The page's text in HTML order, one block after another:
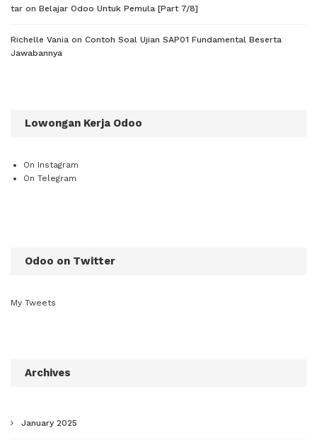
tar on Belajar Odoo Untuk Pemula [Part 7/8]
Richelle Vania on Contoh Soal Ujian SAP01 Fundamental Beserta
Jawabannya
Lowongan Kerja Odoo
On Instagram
On Telegram
Odoo on Twitter
My Tweets
Archives
January 2025